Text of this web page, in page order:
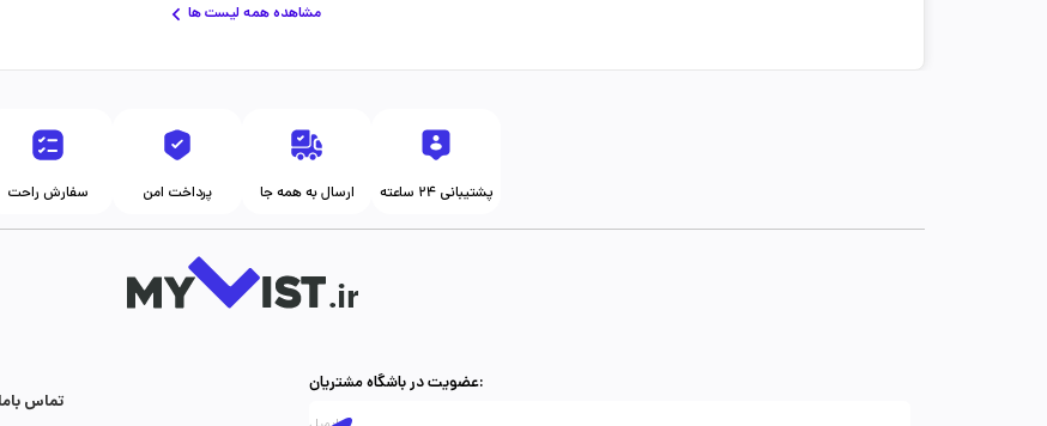
مشاهده همه لیست ها
سفارش راحت پرداخت امن ارسال به همه جا پشتیبانی ۲۴ ساعته
تماس با‌ما
عضویت در باشگاه مشتریان: